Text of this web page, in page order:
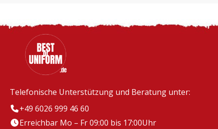
Telefonische Unterstützung und Beratung unter:
+49 6026 999 46 60
Erreichbar Mo – Fr 09:00 bis 17:00Uhr